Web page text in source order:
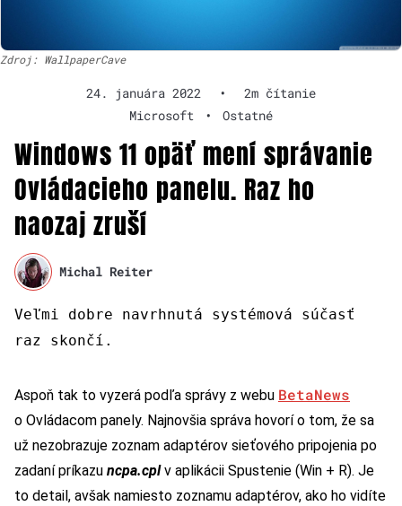
Zdroj: WallpaperCave
24. januára 2022 •
2m čítanie
Microsoft
• Ostatné
Windows 11 opäť mení správanie
Ovládacieho panelu. Raz ho
naozaj zruší
Michal Reiter
Veľmi dobre navrhnutá systémová súčasť
raz skončí.
Aspoň tak to vyzerá podľa správy z webu BetaNews
o Ovládacom panely. Najnovšia správa hovorí o tom, že sa
už nezobrazuje zoznam adaptérov sieťového pripojenia po
zadaní príkazu ncpa.cpl v aplikácii Spustenie (Win + R). Je
to detail, avšak namiesto zoznamu adaptérov, ako ho vidíte